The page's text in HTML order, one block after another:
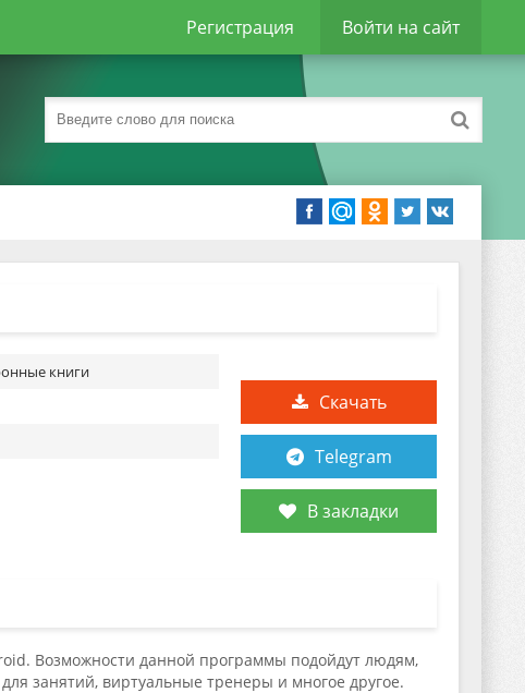
Регистрация Войти на сайт
Скачать
Telegram
В закладки
книги
Возможности данной программы подойдут людям,
занятий, виртуальные тренеры и многое другое.